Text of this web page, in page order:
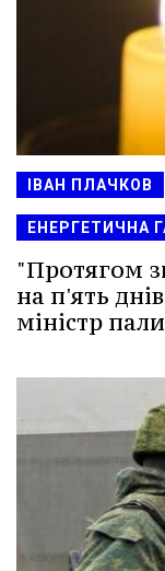
ІВАН ПЛАЧКОВ
ЕНЕРГЕТИЧНА
"Протягом
на п'ять
міністр